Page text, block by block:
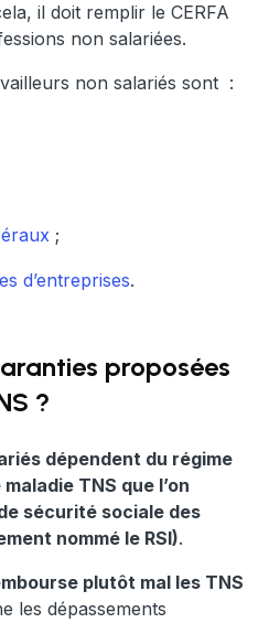
il doit remplir le CERFA
non salariées.
non salariés sont :
;
d’entreprises.
proposées
?
dépendent du régime
TNS que l’on
sécurité sociale des
nommé le RSI).
plutôt mal les TNS
les dépassements